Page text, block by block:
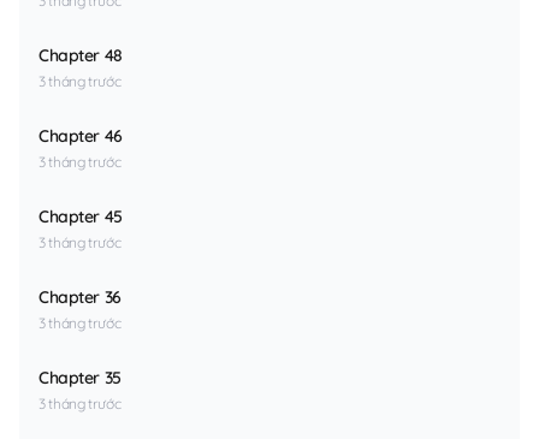
Chapter 48
3 tháng trước
Chapter 46
3 tháng trước
Chapter 45
3 tháng trước
Chapter 36
3 tháng trước
Chapter 35
3 tháng trước